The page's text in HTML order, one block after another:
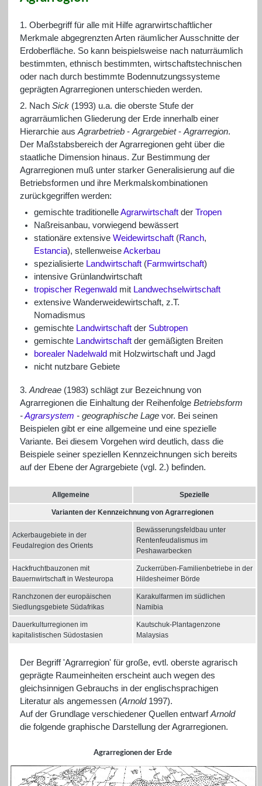
1. Oberbegriff für alle mit Hilfe agrarwirtschaftlicher
Merkmale abgegrenzten Arten räumlicher Ausschnitte der
Erdoberfläche. So kann beispielsweise nach naturräumlich
bestimmten, ethnisch bestimmten, wirtschaftstechnischen
oder nach durch bestimmte Bodennutzungssysteme
geprägten Agrarregionen unterschieden werden.
2. Nach Sick (1993) u.a. die oberste Stufe der
agrarräumlichen Gliederung der Erde innerhalb einer
Hierarchie aus Agrarbetrieb - Agrargebiet- Agrarregion.
Der Maßstabsbereich der Agrarregionen geht über die
staatliche Dimension hinaus. Zur Bestimmung der
Agrarregionen muß unter starker Generalisierung auf die
Betriebsformen und ihre Merkmalskombinationen
zurückgegriffen werden:
gemischte traditionelleAgrarwirtschaft der Tropen
Naßreisanbau, vorwiegend bewässert
stationäre extensive Weidewirtschaft (Ranch,
Estancia), stellenweiseAckerbau
spezialisierte Landwirtschaft (Farmwirtschaft)
intensive Grünlandwirtschaft
tropischer Regenwald mit Landwechselwirtschaft
extensive Wanderweidewirtschaft, z.T.
Nomadismus
gemischte Landwirtschaft der Subtropen
gemischte Landwirtschaft der gemäßigten Breiten
borealer Nadelwald mit Holzwirtschaft und Jagd
nicht nutzbare Gebiete
3. Andreae (1983) schlägt zur Bezeichnung von
Agrarregionen die Einhaltung der Reihenfolge Betriebsform
-Agrarsystem - geographische Lage vor. Bei seinen
Beispielen gibt er eine allgemeine und eine spezielle
Variante. Bei diesem Vorgehen wird deutlich, dass die
Beispiele seiner speziellen Kennzeichnungen sich bereits
auf der Ebene der Agrargebiete (vgl. 2.) befinden.
Allgemeine Spezielle
Varianten der Kennzeichnung von Agrarregionen
Ackerbaugebiete in der
Feudalregion des Orients
Bewässerungsfeldbau unter
Rentenfeudalismus im
Peshawarbecken
Hackfruchtbauzonen mit
Bauernwirtschaft in Westeuropa
Zuckerrüben-Familienbetriebe in der
Hildesheimer Börde
Ranchzonen der europäischen
Siedlungsgebiete Südafrikas
Karakulfarmen im südlichen
Namibia
Dauerkulturregionen im
kapitalistischen Südostasien
Kautschuk-Plantagenzone
Malaysias
Der Begriff 'Agrarregion' für große, evtl. oberste agrarisch
geprägte Raumeinheiten erscheint auch wegen des
gleichsinnigen Gebrauchs in der englischsprachigen
Literatur als angemessen (Arnold1997).
Auf der Grundlage verschiedener Quellen entwarfArnold
die folgende graphische Darstellung der Agrarregionen.
Agrarregionen der Erde